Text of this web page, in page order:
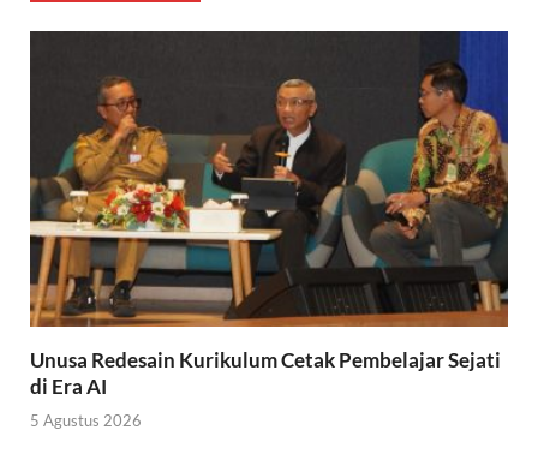
Unusa Redesain Kurikulum Cetak Pembelajar Sejati
di Era AI
5 Agustus 2026